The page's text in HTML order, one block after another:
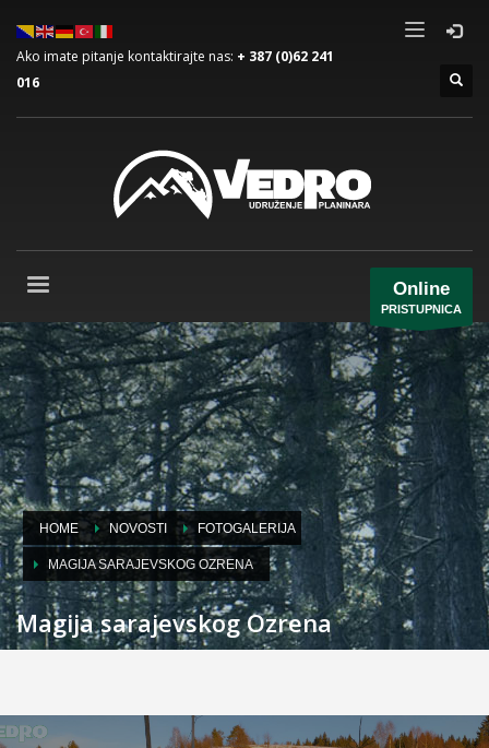
Ako imate pitanje kontaktirajte nas: + 387 (0)62 241
016
Online
PRISTUPNICA
HOME NOVOSTI FOTOGALERIJA
MAGIJA SARAJEVSKOG OZRENA
Magija sarajevskog Ozrena